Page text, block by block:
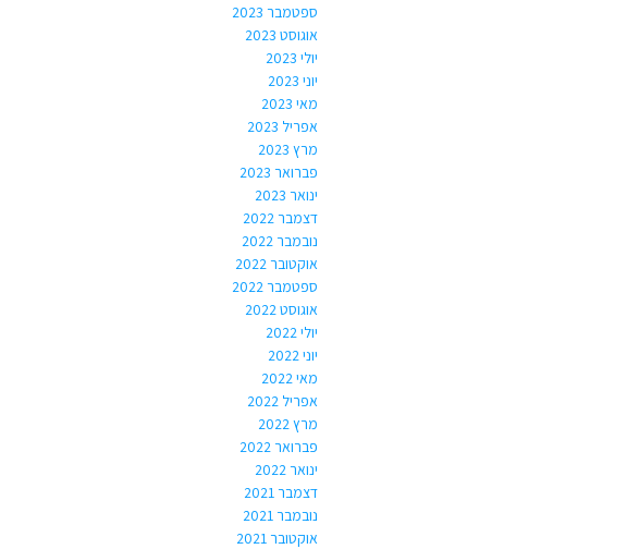
ספטמבר 2023
אוגוסט 2023
יולי 2023
יוני 2023
מאי 2023
אפריל 2023
מרץ 2023
פברואר 2023
ינואר 2023
דצמבר 2022
נובמבר 2022
אוקטובר 2022
ספטמבר 2022
אוגוסט 2022
יולי 2022
יוני 2022
מאי 2022
אפריל 2022
מרץ 2022
פברואר 2022
ינואר 2022
דצמבר 2021
נובמבר 2021
אוקטובר 2021